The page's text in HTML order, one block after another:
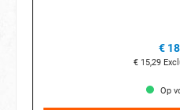
€
€ 15,29
Op